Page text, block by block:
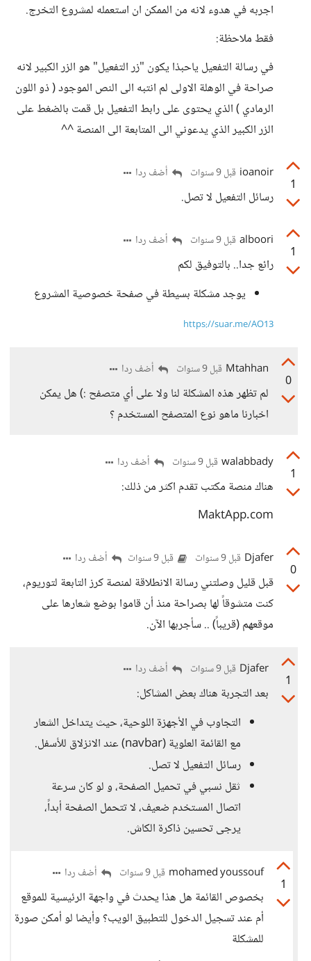
اجربه في هدوء لانه من الممكن ان استعمله لمشروع التخرج.
فقط ملاحظة:
في رسالة التفعيل ياحبذا يكون "زر التفعيل" هو الزر الكبير لانه
صراحة في الوهلة الاولى لم انتبه الى النص الموجود ( ذو اللون
الرمادي ) الذي يحتوى على رابط التفعيل بل قمت بالضغط على
الزر الكبير الذي يدعوني الى المتابعة الى المنصة ^^
1
ioanoir قبل 9 سنوات أضف ردا
رسائل التفعيل لا تصل.
1
alboori قبل 9 سنوات أضف ردا
رائع جدا.. بالتوفيق لكم
يوجد مشكلة بسيطة في صفحة خصوصية المشروع
https://suar.me/AO13
0
Mtahhan قبل 9 سنوات أضف ردا
لم تظهر هذه المشكلة لنا ولا على أي متصفح :) هل يمكن
اخبارنا ماهو نوع المتصفح المستخدم ؟
1
walabbady قبل 9 سنوات أضف ردا
هناك منصة مكتب تقدم اكثر من ذلك:
MaktApp.com
0
Djafer قبل 9 سنوات قبل 9 سنوات أضف ردا
قبل قليل وصلتني رسالة الانطلاقة لمنصة كرز التابعة لتوريوم،
كنت متشوقاً لها بصراحة منذ أن قاموا بوضع شعارها على
موقعهم (قريباً) .. سأجربها الآن.
1
Djafer قبل 9 سنوات أضف ردا
بعد التجربة هناك بعض المشاكل:
التجاوب في الأجهزة اللوحية، حيث يتداخل الشعار
مع القائمة العلوية (navbar) عند الانزلاق للأسفل.
رسائل التفعيل لا تصل.
ثقل نسبي في تحميل الصفحة، و لو كان سرعة
اتصال المستخدم ضعيف، لا تتحمل الصفحة أبداً،
يرجى تحسين ذاكرة الكاش.
1
mohamed youssouf قبل 9 سنوات أضف ردا
بخصوص القائمة هل هذا يحدث في واجهة الرئيسية للموقع
أم عند تسجيل الدخول للتطبيق الويب؟ وأيضا لو أمكن صورة
للمشكلة